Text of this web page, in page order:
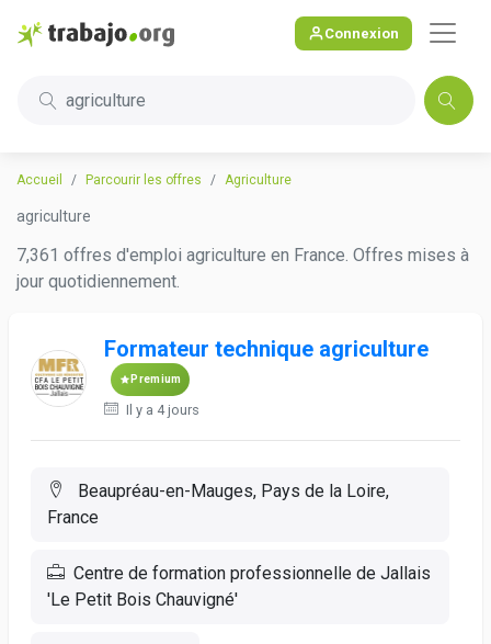
Connexion
agriculture
Accueil Parcourir les offres Agriculture
agriculture
7,361 offres d'emploi agriculture en France. Offres mises à
jour quotidiennement.
Formateur technique agriculture
Premium
Il y a 4 jours
Beaupréau-en-Mauges, Pays de la Loire,
France
Centre de formation professionnelle de Jallais
'Le Petit Bois Chauvigné'